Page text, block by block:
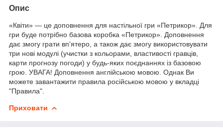
Опис
«Квіти» — це доповнення для настільної гри «Петрикор». Для
гри буде потрібно базова коробка «Петрикор». Доповнення
дає змогу грати вп'ятеро, а також дає змогу використовувати
три нові модулі (учистки з кольорами, властивості гравців,
карти прогнозу погоди) у будь-яких поєднаннях із базовою
грою. УВАГА! Доповнення англійською мовою. Однак Ви
можете завантажити правила російською мовою у вкладці
"Правила".
Приховати